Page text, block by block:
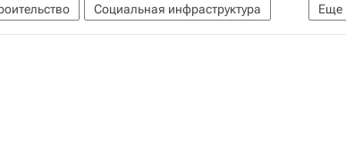
Еще
Социальная инфраструктура